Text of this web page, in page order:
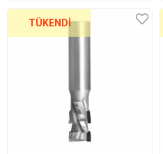
TÜKENDI